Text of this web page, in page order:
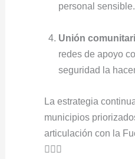
personal sensible.
Unión
redes de apoyo
seguridad la
La estrategia
municipios
articulación con la
👮‍♂️✨